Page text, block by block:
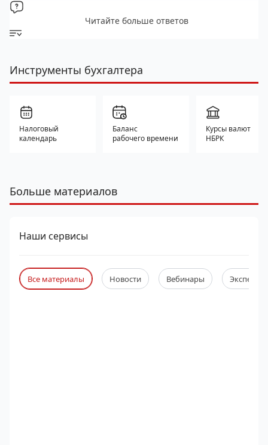
Читайте больше ответов
Инструменты бухгалтера
Налоговый
календарь
Баланс
рабочего времени
Курсы валют
НБРК
Больше материалов
Наши сервисы
Все материалы Новости Вебинары